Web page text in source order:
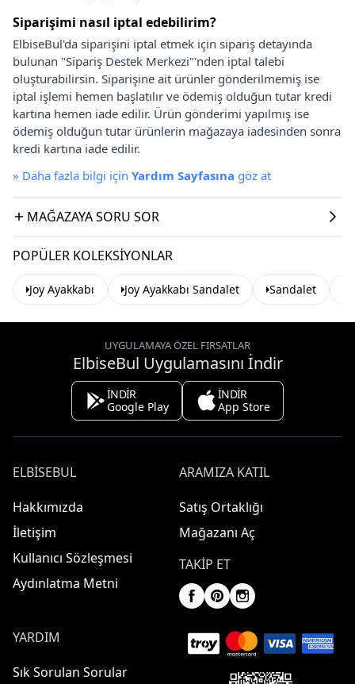
Siparişimi nasıl iptal edebilirim?
ElbiseBul'da siparişini iptal etmek için sipariş detayında
bulunan "Sipariş Destek Merkezi"'nden iptal talebi
oluşturabilirsin. Siparişine ait ürünler gönderilmemiş ise
iptal işlemi hemen başlatılır ve ödemiş olduğun tutar kredi
kartına hemen iade edilir. Ürün gönderimi yapılmış ise
ödemiş olduğun tutar ürünlerin mağazaya iadesinden sonra
kredi kartına iade edilir.
» Daha fazla bilgi için Yardım Sayfasına göz at
MAĞAZAYA SORU SOR
POPÜLER KOLEKSIYONLAR
Joy Ayakkabı Joy Ayakkabı Sandalet Sandalet
UYGULAMAYA ÖZEL FIRSATLAR
ElbiseBul Uygulamasını İndir
İNDİR
Google Play
İNDİR
App Store
ELBISEBUL
Hakkımızda
İletişim
Kullanıcı Sözleşmesi
Aydınlatma Metni
ARAMIZA KATIL
Satış Ortaklığı
Mağazanı Aç
TAKIP ET
YARDIM
Sık Sorulan Sorular